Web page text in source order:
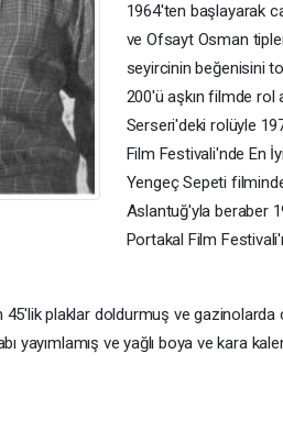
1964'ten başlayarak
ve Ofsayt Osman
seyircinin beğenisini
200'ü aşkın filmde rol
Serseri'deki rolüyle
Film Festivali'nde En
Yengeç Sepeti
Aslantuğ'yla beraber
Portakal Film
plaklar doldurmuş ve gazinolarda
yayımlamış ve yağlı boya ve kara